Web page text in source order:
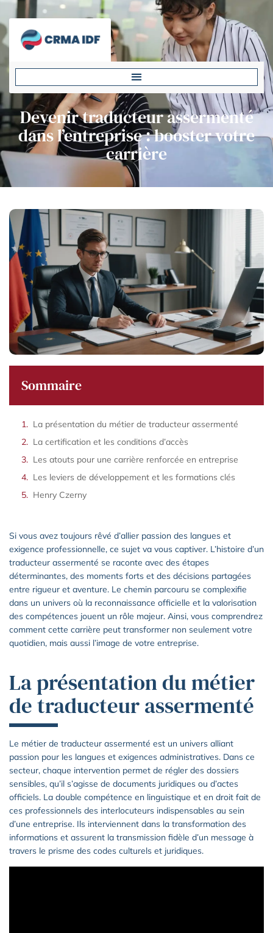
Devenir traducteur assermenté
dans l’entreprise : booster votre
carrière
Sommaire
La présentation du métier de traducteur assermenté
La certification et les conditions d’accès
Les atouts pour une carrière renforcée en entreprise
Les leviers de développement et les formations clés
Henry Czerny
Si vous avez toujours rêvé d’allier passion des langues et
exigence professionnelle, ce sujet va vous captiver. L’histoire d’un
traducteur assermenté se raconte avec des étapes
déterminantes, des moments forts et des décisions partagées
entre rigueur et aventure. Le chemin parcouru se complexifie
dans un univers où la reconnaissance officielle et la valorisation
des compétences jouent un rôle majeur. Ainsi, vous comprendrez
comment cette carrière peut transformer non seulement votre
quotidien, mais aussi l’image de votre entreprise.
La présentation du métier
de traducteur assermenté
Le métier de traducteur assermenté est un univers alliant
passion pour les langues et exigences administratives. Dans ce
secteur, chaque intervention permet de régler des dossiers
sensibles, qu’il s’agisse de documents juridiques ou d’actes
officiels. La double compétence en linguistique et en droit fait de
ces professionnels des interlocuteurs indispensables au sein
d’une entreprise. Ils interviennent dans la transformation des
informations et assurent la transmission fidèle d’un message à
travers le prisme des codes culturels et juridiques.